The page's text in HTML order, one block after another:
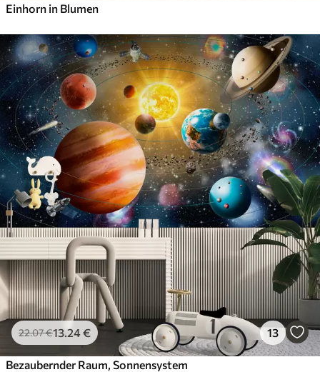
Einhorn in Blumen
22.07€13.24€ 13
Bezaubernder Raum, Sonnensystem